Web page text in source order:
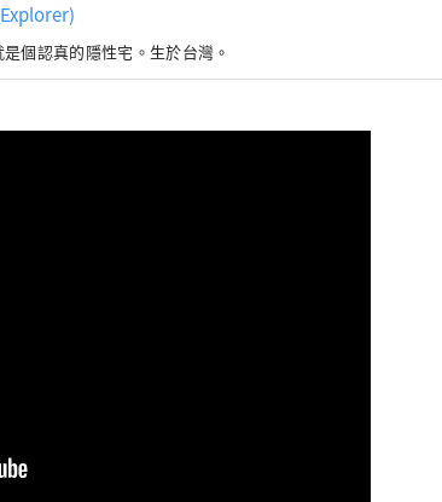
個認真的隱性宅。生於台灣。